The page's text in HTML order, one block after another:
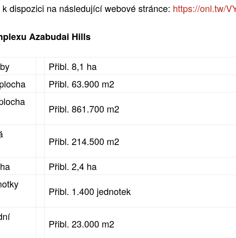
dispozici na následující webové stránce: https://onl.tw/
Azabudai Hills
Přibl. 8,1 ha
Přibl. 63.900 m2
Přibl. 861.700 m2
Přibl. 214.500 m2
Přibl. 2,4 ha
Přibl. 1.400 jednotek
Přibl. 23.000 m2